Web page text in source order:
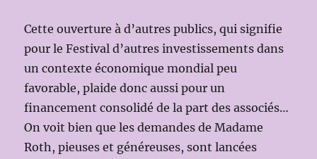
Cette ouverture à d’autres publics, qui signifie
pour le Festival d’autres investissements dans
un contexte économique mondial peu
favorable, plaide donc aussi pour un
financement consolidé de la part des associés…
On voit bien que les demandes de Madame
Roth, pieuses et généreuses, sont lancées